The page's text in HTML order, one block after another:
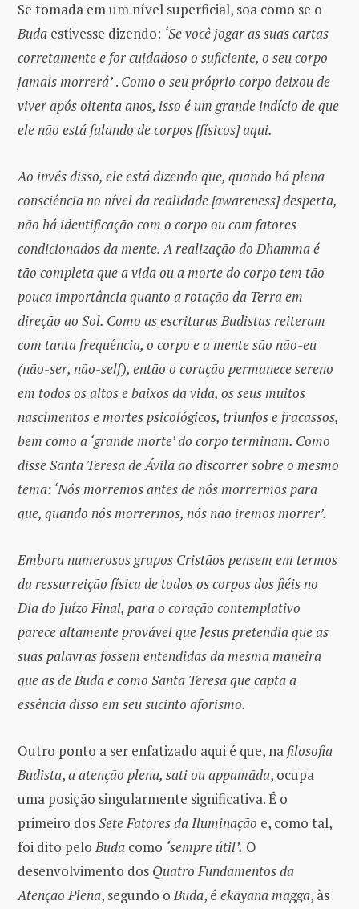
Se tomada em um nível superficial, soa como se o
Buda estivesse dizendo: ‘Se você jogar as suas cartas
corretamente e for cuidadoso o suficiente, o seu corpo
jamais morrerá’. Como o seu próprio corpo deixou de
viver após oitenta anos, isso é um grande indício de que
ele não está falando de corpos [físicos] aqui.
Ao invés disso, ele está dizendo que, quando há plena
consciência no nível da realidade [awareness] desperta,
não há identificação com o corpo ou com fatores
condicionados da mente. A realização do Dhamma é
tão completa que a vida ou a morte do corpo tem tão
pouca importância quanto a rotação da Terra em
direção ao Sol. Como as escrituras Budistas reiteram
com tanta frequência, o corpo e a mente são não-eu
(não-ser, não-self), então o coração permanece sereno
em todos os altos e baixos da vida, os seus muitos
nascimentos e mortes psicológicos, triunfos e fracassos,
bem como a ‘grande morte’ do corpo terminam. Como
disse Santa Teresa de Ávila ao discorrer sobre o mesmo
tema: ‘Nós morremos antes de nós morrermos para
que, quando nós morrermos, nós não iremos morrer’.
Embora numerosos grupos Cristãos pensem em termos
da ressurreição física de todos os corpos dos fiéis no
Dia do Juízo Final, para o coração contemplativo
parece altamente provável que Jesus pretendia que as
suas palavras fossem entendidas da mesma maneira
que as de Buda e como Santa Teresa que capta a
essência disso em seu sucinto aforismo.
Outro ponto a ser enfatizado aqui é que, na filosofia
Budista,a atenção plena, sati ou appamāda, ocupa
uma posição singularmente significativa. É o
primeiro dosSete Fatores da Iluminação e, como tal,
foi dito peloBuda como ‘sempre útil’. O
desenvolvimento dos Quatro Fundamentos da
Atenção Plena, segundo oBuda, é ekāyana magga, às